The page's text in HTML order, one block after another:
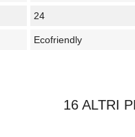
24
Ecofriendly
16 ALTRI